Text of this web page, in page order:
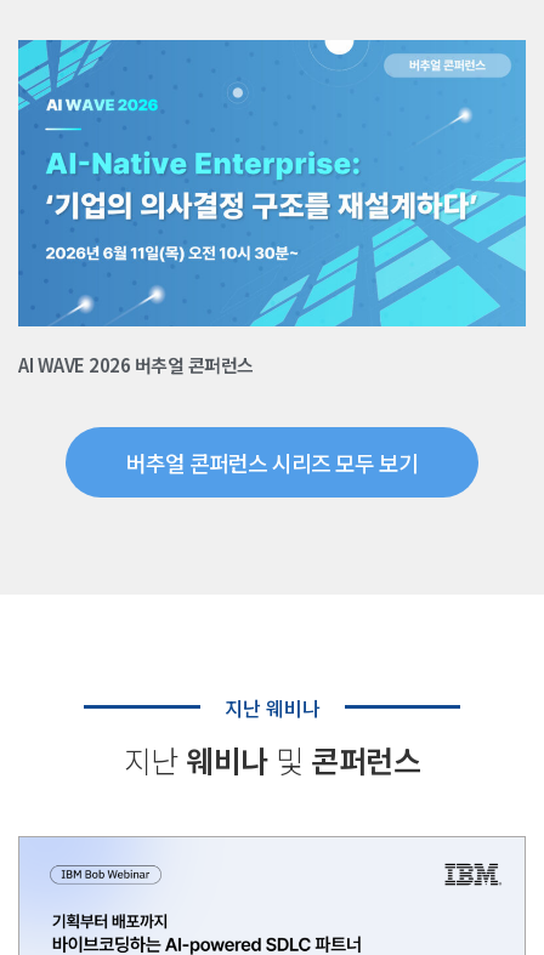
AI WAVE 2026 버추얼 콘퍼런스
버추얼 콘퍼런스 시리즈 모두 보기
지난 웨비나
지난웨비나및 콘퍼런스